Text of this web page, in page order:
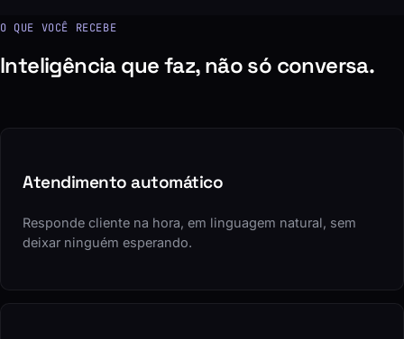
O QUE VOCÊ RECEBE
Inteligência que faz, não só conversa.
Atendimento automático
Responde cliente na hora, em linguagem natural, sem
deixar ninguém esperando.